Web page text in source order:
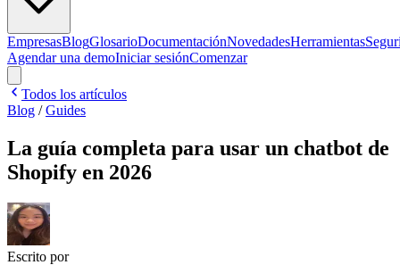
EmpresasBlogGlosarioDocumentaciónNovedadesHerramientas
Agendar una demoIniciar sesiónComenzar
Todos los artículos
Blog /Guides
La guía completa para usar un chatbot de
Shopify en 2026
Escrito por